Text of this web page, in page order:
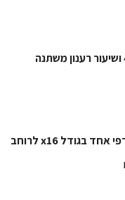
תומך 4k 120Hz HDR, 8K 60Hz HDR ושיעור רענון משתנה